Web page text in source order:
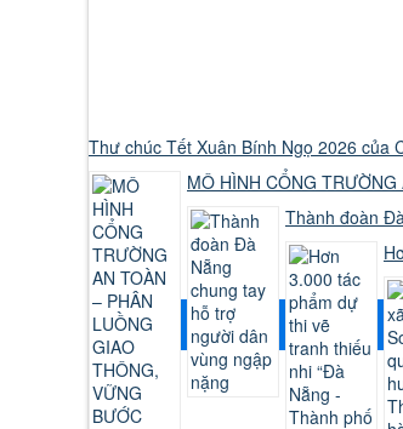
Thư chúc Tết Xuân Bính Ngọ 2026 của
MÔ HÌNH CỔNG
Thành đoàn